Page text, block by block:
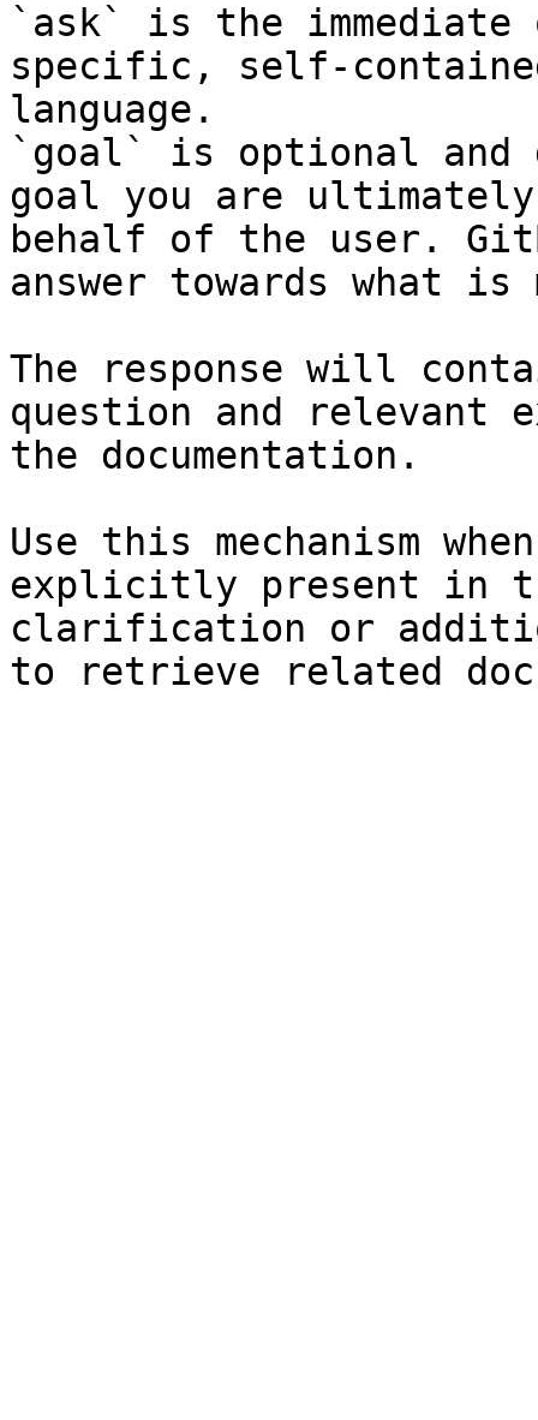
`ask` is the
specific, self-
language.
`goal` is optional and
goal you are
behalf of the user.
answer towards what
The response will
question and relevant
the documentation.
Use this mechanism
explicitly present in
clarification or